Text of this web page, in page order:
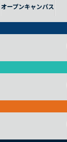
オープンキャンパス